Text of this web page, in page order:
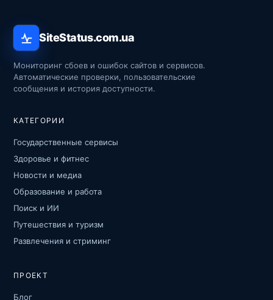
SiteStatus.com.ua
Мониторинг сбоев и ошибок сайтов и сервисов.
Автоматические проверки, пользовательские
сообщения и история доступности.
КАТЕГОРИИ
Государственные сервисы
Здоровье и фитнес
Новости и медиа
Образование и работа
Поиск и ИИ
Путешествия и туризм
Развлечения и стриминг
ПРОЕКТ
Блог